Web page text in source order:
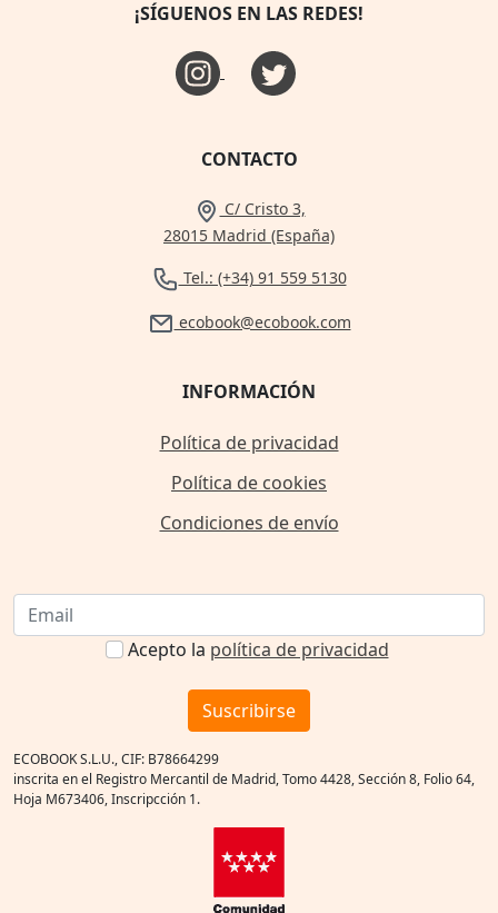
¡SÍGUENOS EN LAS REDES!
CONTACTO
C/ Cristo 3,
28015 Madrid (España)
Tel.: (+34) 91 559 5130
ecobook@ecobook.com
INFORMACIÓN
Política de privacidad
Política de cookies
Condiciones de envío
Acepto la política de privacidad
Suscribirse
ECOBOOK S.L.U., CIF: B78664299
inscrita en el Registro Mercantil de Madrid, Tomo 4428, Sección 8, Folio 64,
Hoja M673406, Inscripcción 1.